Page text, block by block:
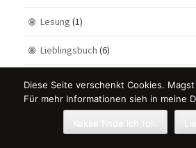
Lesung (1)
Lieblingsbuch (6)
Musicals
(9)
Neuzugänge(102)
Diese Seite verschenkt Cookies.
Für mehr Informationen sieh in meine